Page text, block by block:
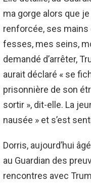
ma gorge alors que
renforcée, ses
fesses, mes seins,
demandé d’arrêter,
aurait déclaré « se
prisonnière de son
sortir », dit-elle. La
nausée » et s’est
Dorris, aujourd’hui
au Guardian des
rencontres avec